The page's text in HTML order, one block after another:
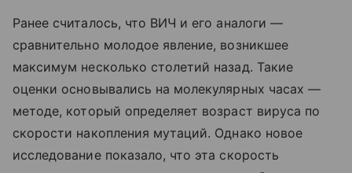
Ранее считалось, что ВИЧ и его аналоги —
сравнительно молодое явление, возникшее
максимум несколько столетий назад. Такие
оценки основывались на молекулярных часах —
методе, который определяет возраст вируса по
скорости накопления мутаций. Однако новое
исследование показало, что эта скорость